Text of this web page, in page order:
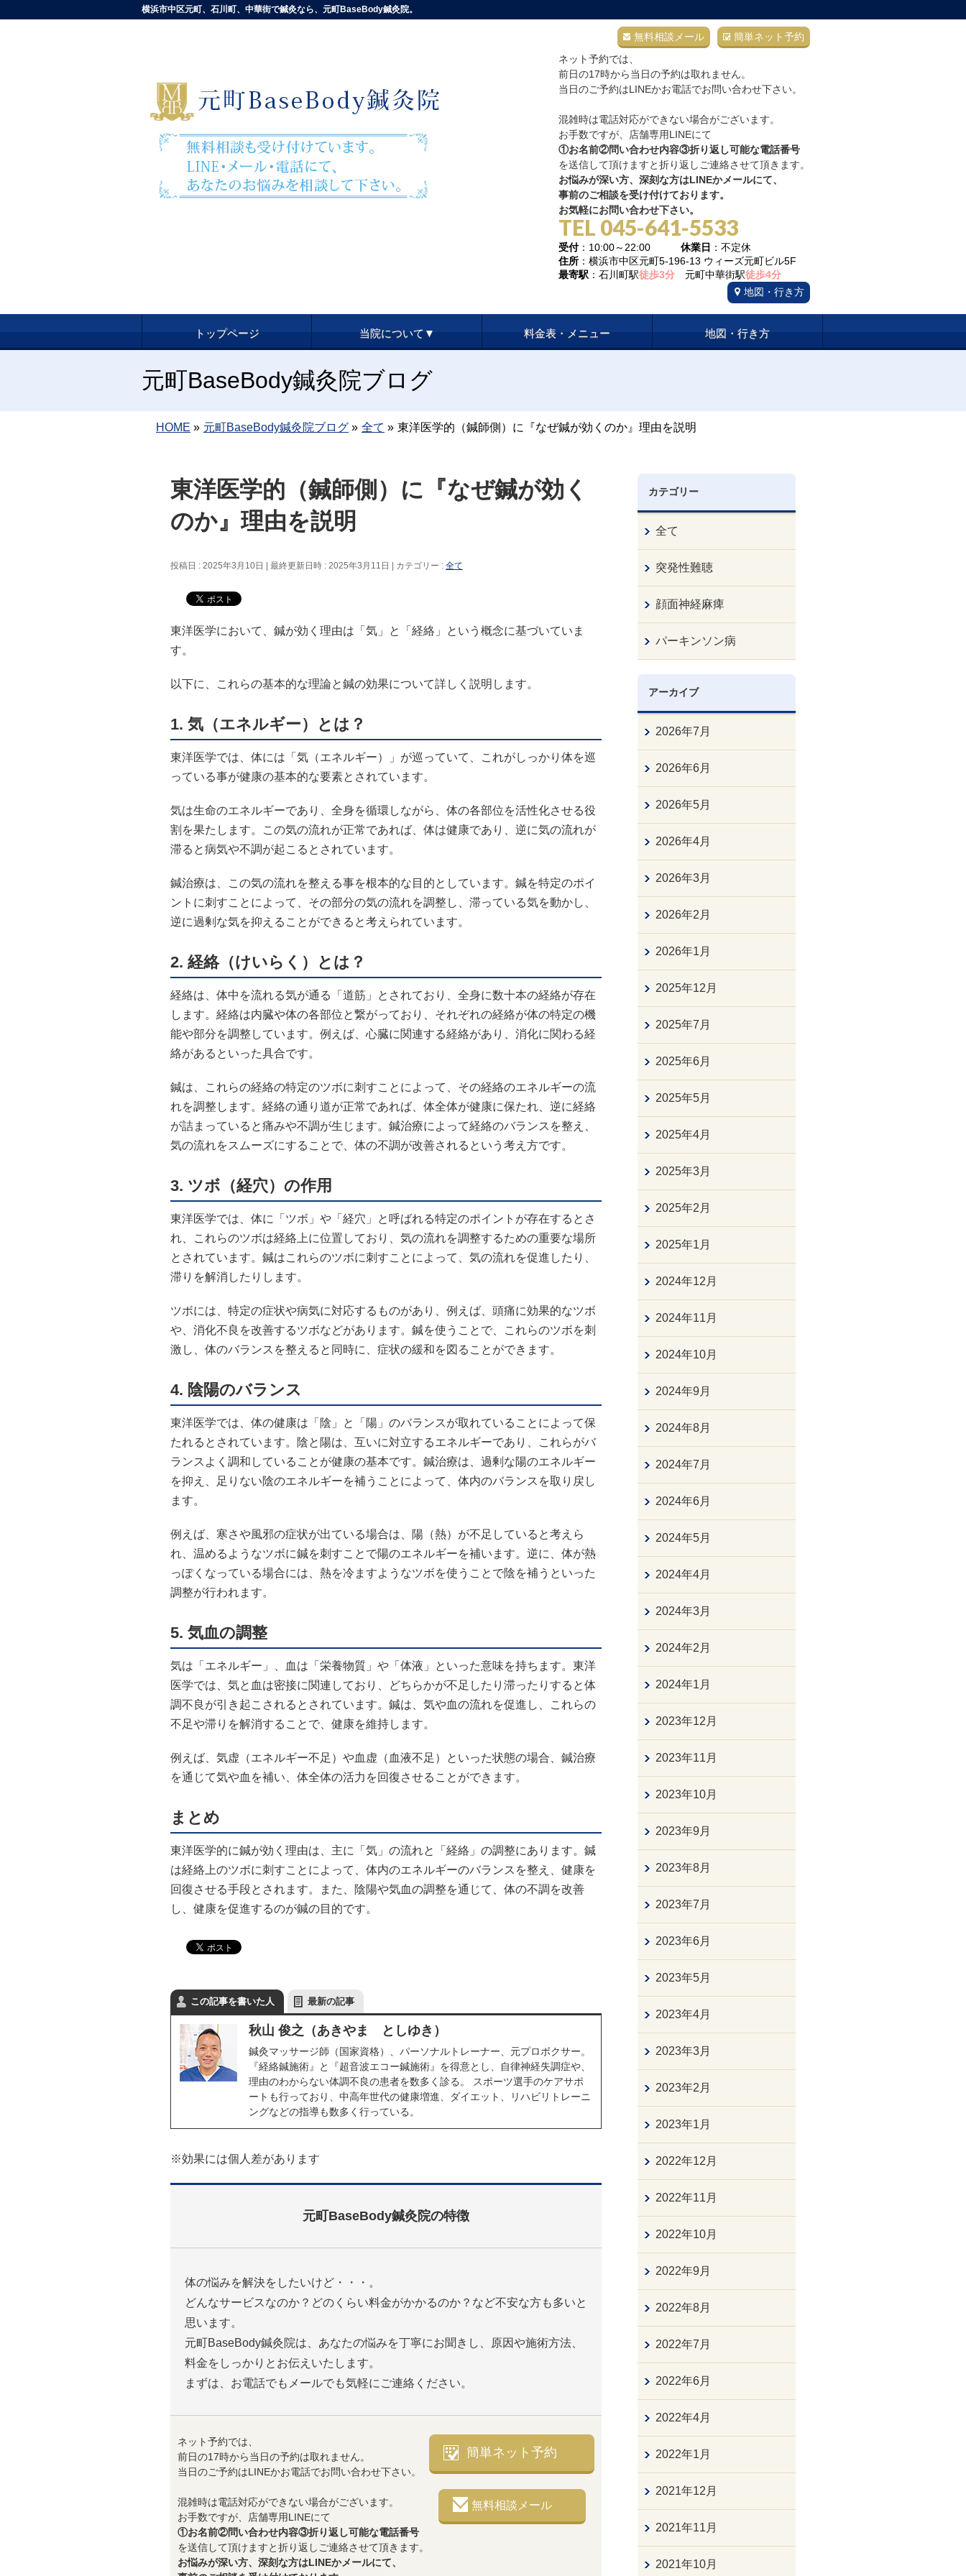
横浜市中区元町、石川町、中華街で鍼灸なら、元町BaseBody鍼灸院。
簡単ネット予約
無料相談メール
ネット予約では、
前日の17時から当日の予約は取れません。
当日のご予約はLINEかお電話でお問い合わせ下さい。
混雑時は電話対応ができない場合がございます。
お手数ですが、店舗専用LINEにて
①お名前②問い合わせ内容③折り返し可能な電話番号
を送信して頂けますと折り返しご連絡させて頂きます。
お悩みが深い方、深刻な方はLINEかメールにて、
事前のご相談を受け付けております。
お気軽にお問い合わせ下さい。
TEL 045-641-5533
受付：10:00～22:00 休業日 ：不定休
住所 ：横浜市中区元町5-196-13 ウィーズ元町ビル5F
最寄駅 ：石川町駅徒歩3分 元町中華街駅徒歩4分
地図・行き方
トップページ 当院について▼ 料金表・メニュー 地図・行き方
元町BaseBody鍼灸院ブログ
HOME » 元町BaseBody鍼灸院ブログ » 全て » 東洋医学的（鍼師側）に『なぜ鍼が効くのか』理由を説明
東洋医学的（鍼師側）に『なぜ鍼が効く
のか』理由を説明
投稿日 : 2025年3月10日 最終更新日時 : 2025年3月11日 カテゴリー : 全て
東洋医学において、鍼が効く理由は「気」と「経絡」という概念に基づいていま
す。
以下に、これらの基本的な理論と鍼の効果について詳しく説明します。
1. 気（エネルギー）とは？
東洋医学では、体には「気（エネルギー）」が巡っていて、これがしっかり体を巡
っている事が健康の基本的な要素とされています。
気は生命のエネルギーであり、全身を循環しながら、体の各部位を活性化させる役
割を果たします。この気の流れが正常であれば、体は健康であり、逆に気の流れが
滞ると病気や不調が起こるとされています。
鍼治療は、この気の流れを整える事を根本的な目的としています。鍼を特定のポイ
ントに刺すことによって、その部分の気の流れを調整し、滞っている気を動かし、
逆に過剰な気を抑えることができると考えられています。
2. 経絡（けいらく）とは？
経絡は、体中を流れる気が通る「道筋」とされており、全身に数十本の経絡が存在
します。経絡は内臓や体の各部位と繋がっており、それぞれの経絡が体の特定の機
能や部分を調整しています。例えば、心臓に関連する経絡があり、消化に関わる経
絡があるといった具合です。
鍼は、これらの経絡の特定のツボに刺すことによって、その経絡のエネルギーの流
れを調整します。経絡の通り道が正常であれば、体全体が健康に保たれ、逆に経絡
が詰まっていると痛みや不調が生じます。鍼治療によって経絡のバランスを整え、
気の流れをスムーズにすることで、体の不調が改善されるという考え方です。
3. ツボ（経穴）の作用
東洋医学では、体に「ツボ」や「経穴」と呼ばれる特定のポイントが存在するとさ
れ、これらのツボは経絡上に位置しており、気の流れを調整するための重要な場所
とされています。鍼はこれらのツボに刺すことによって、気の流れを促進したり、
滞りを解消したりします。
ツボには、特定の症状や病気に対応するものがあり、例えば、頭痛に効果的なツボ
や、消化不良を改善するツボなどがあります。鍼を使うことで、これらのツボを刺
激し、体のバランスを整えると同時に、症状の緩和を図ることができます。
4. 陰陽のバランス
東洋医学では、体の健康は「陰」と「陽」のバランスが取れていることによって保
たれるとされています。陰と陽は、互いに対立するエネルギーであり、これらがバ
ランスよく調和していることが健康の基本です。鍼治療は、過剰な陽のエネルギー
を抑え、足りない陰のエネルギーを補うことによって、体内のバランスを取り戻し
ます。
例えば、寒さや風邪の症状が出ている場合は、陽（熱）が不足していると考えら
れ、温めるようなツボに鍼を刺すことで陽のエネルギーを補います。逆に、体が熱
っぽくなっている場合には、熱を冷ますようなツボを使うことで陰を補うといった
調整が行われます。
5. 気血の調整
気は「エネルギー」、血は「栄養物質」や「体液」といった意味を持ちます。東洋
医学では、気と血は密接に関連しており、どちらかが不足したり滞ったりすると体
調不良が引き起こされるとされています。鍼は、気や血の流れを促進し、これらの
不足や滞りを解消することで、健康を維持します。
例えば、気虚（エネルギー不足）や血虚（血液不足）といった状態の場合、鍼治療
を通じて気や血を補い、体全体の活力を回復させることができます。
まとめ
東洋医学的に鍼が効く理由は、主に「気」の流れと「経絡」の調整にあります。鍼
は経絡上のツボに刺すことによって、体内のエネルギーのバランスを整え、健康を
回復させる手段とされます。また、陰陽や気血の調整を通じて、体の不調を改善
し、健康を促進するのが鍼の目的です。
この記事を書いた人 最新の記事
秋山 俊之（あきやま としゆき）
鍼灸マッサージ師（国家資格）、パーソナルトレーナー、元プロボクサー。
『経絡鍼施術』と『超音波エコー鍼施術』を得意とし、自律神経失調症や、
理由のわからない体調不良の患者を数多く診る。 スポーツ選手のケアサポ
ートも行っており、中高年世代の健康増進、ダイエット、リハビリトレーニ
ングなどの指導も数多く行っている。
※効果には個人差があります
元町BaseBody鍼灸院の特徴
体の悩みを解決をしたいけど・・・。
どんなサービスなのか？どのくらい料金がかかるのか？など不安な方も多いと
思います。
元町BaseBody鍼灸院は、あなたの悩みを丁寧にお聞きし、原因や施術方法、
料金をしっかりとお伝えいたします。
まずは、お電話でもメールでも気軽にご連絡ください。
ネット予約では、
前日の17時から当日の予約は取れません。
当日のご予約はLINEかお電話でお問い合わせ下さい。
混雑時は電話対応ができない場合がございます。
お手数ですが、店舗専用LINEにて
①お名前②問い合わせ内容③折り返し可能な電話番号
を送信して頂けますと折り返しご連絡させて頂きます。
お悩みが深い方、深刻な方はLINEかメールにて、
簡単ネット予約
無料相談メール
カテゴリー
全て
突発性難聴
顔面神経麻痺
パーキンソン病
アーカイブ
2026年7月
2026年6月
2026年5月
2026年4月
2026年3月
2026年2月
2026年1月
2025年12月
2025年7月
2025年6月
2025年5月
2025年4月
2025年3月
2025年2月
2025年1月
2024年12月
2024年11月
2024年10月
2024年9月
2024年8月
2024年7月
2024年6月
2024年5月
2024年4月
2024年3月
2024年2月
2024年1月
2023年12月
2023年11月
2023年10月
2023年9月
2023年8月
2023年7月
2023年6月
2023年5月
2023年4月
2023年3月
2023年2月
2023年1月
2022年12月
2022年11月
2022年10月
2022年9月
2022年8月
2022年7月
2022年6月
2022年4月
2022年1月
2021年12月
2021年11月
2021年10月